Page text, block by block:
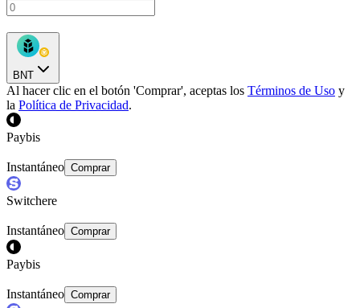
BNT
Al hacer clic en el botón 'Comprar', aceptas los Términos de Uso y
la Política de Privacidad.
Paybis
Instantáneo Comprar
Switchere
Instantáneo Comprar
Paybis
Instantáneo Comprar